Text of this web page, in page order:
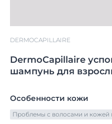
DERMOCAPILLAIRE
DermoCapillaire
шампунь для
Особенности кожи
Проблемы с волосами и кожей